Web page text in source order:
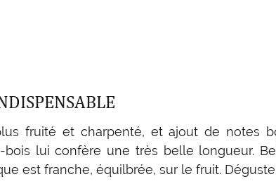
fruité et charpenté, et ajout de notes
bois lui confère une très belle longueur.
est franche, équilbrée, sur le fruit.